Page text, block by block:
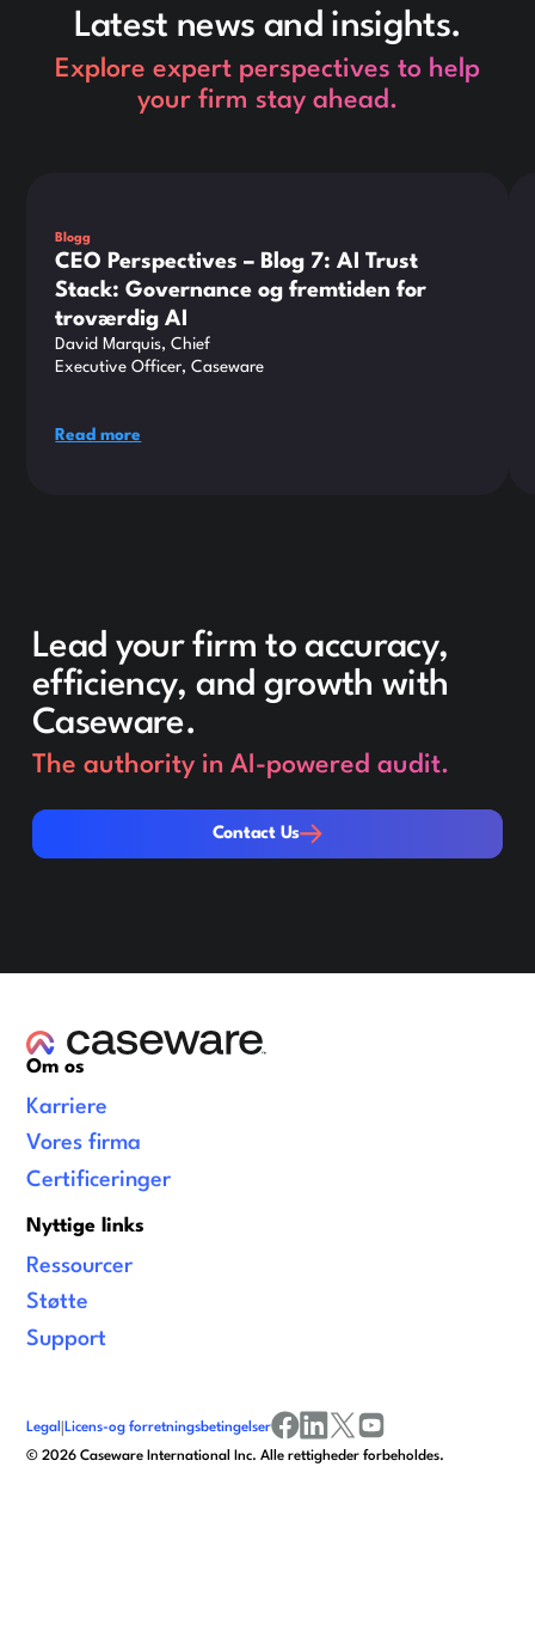
Latest news and insights.
Explore expert perspectives to help
your firm stay ahead.
Blogg
CEO Perspectives – Blog 7: AI Trust
Stack: Governance og fremtiden for
troværdig AI
David Marquis, Chief
Executive Officer, Caseware
Read more
Lead your firm to accuracy,
efficiency, and growth with
Caseware.
The authority in AI-powered audit.
Contact Us
Contact Us
Om os
Karriere
Vores firma
Certificeringer
Nyttige links
Ressourcer
Støtte
Support
©2026 Caseware International Inc. Alle rettigheder forbeholdes.
Legal |Licens-og forretningsbetingelser
facebook
linkedinx/twitter
youtube